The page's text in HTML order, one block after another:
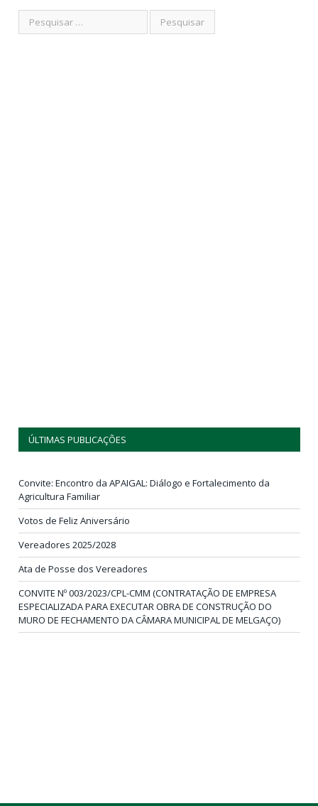
ÚLTIMAS PUBLICAÇÕES
Convite: Encontro da APAIGAL: Diálogo e Fortalecimento da
Agricultura Familiar
Votos de Feliz Aniversário
Vereadores 2025/2028
Ata de Posse dos Vereadores
CONVITE Nº 003/2023/CPL-CMM (CONTRATAÇÃO DE EMPRESA
ESPECIALIZADA PARA EXECUTAR OBRA DE CONSTRUÇÃO DO
MURO DE FECHAMENTO DA CÂMARA MUNICIPAL DE MELGAÇO)